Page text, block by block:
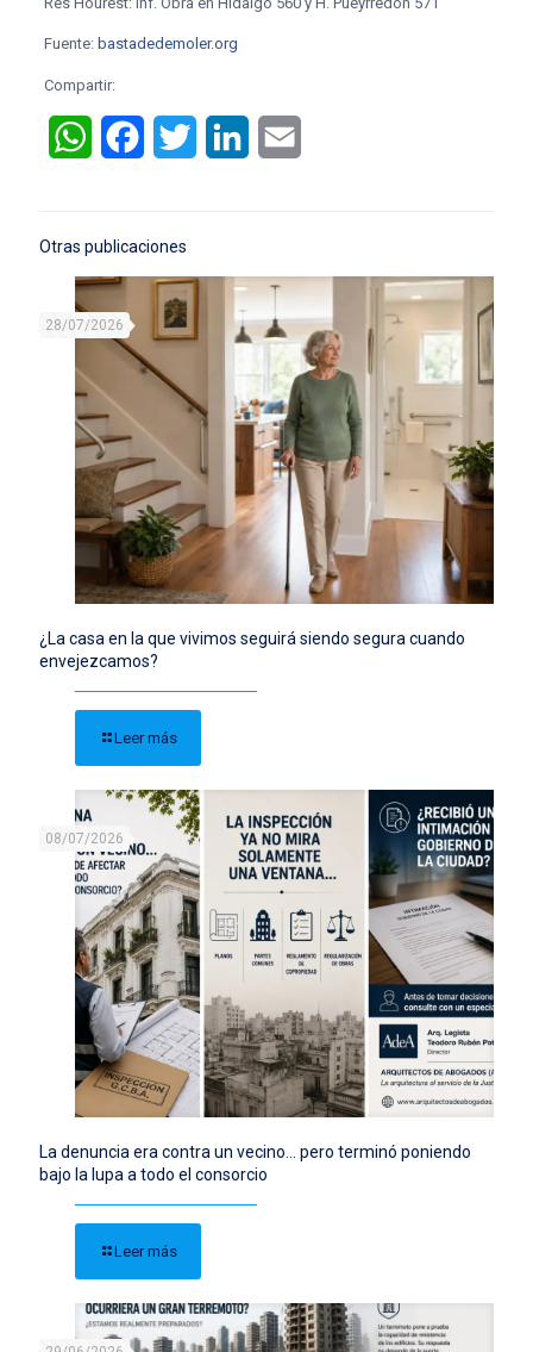
Fuente: bastadedemoler.org
Compartir:
WhatsAppFacebookTwitter LinkedIn
Otras publicaciones
28/07/2026
¿La casa en la que vivimos seguirá siendo segura cuando
envejezcamos?
Leer más
08/07/2026
La denuncia era contra un vecino… pero terminó poniendo
bajo la lupa a todo el consorcio
Leer más